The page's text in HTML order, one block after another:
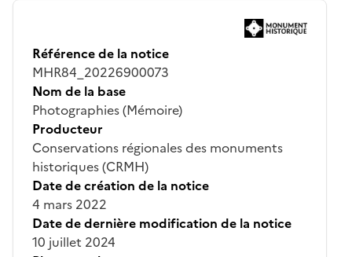
Référence de la notice
MHR84_20226900073
Nom de la base
Photographies (Mémoire)
Producteur
Conservations régionales des monuments
historiques (CRMH)
Date de création de la notice
4 mars 2022
Date de dernière modification de la notice
10 juillet 2024